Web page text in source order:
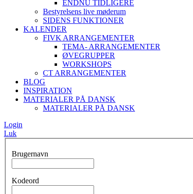
ENDNU TIDLIGERE
Bestyrelsens live møderum
SIDENS FUNKTIONER
KALENDER
FIVK ARRANGEMENTER
TEMA- ARRANGEMENTER
ØVEGRUPPER
WORKSHOPS
CT ARRANGEMENTER
BLOG
INSPIRATION
MATERIALER PÅ DANSK
MATERIALER PÅ DANSK
Login
Luk
Brugernavn
Kodeord